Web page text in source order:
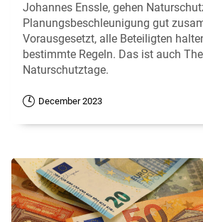
Johannes Enssle, gehen
Planungsbeschleunigung gut
Vorausgesetzt, alle Beteiligten
bestimmte Regeln. Das ist auch
Naturschutztage.
December 2023